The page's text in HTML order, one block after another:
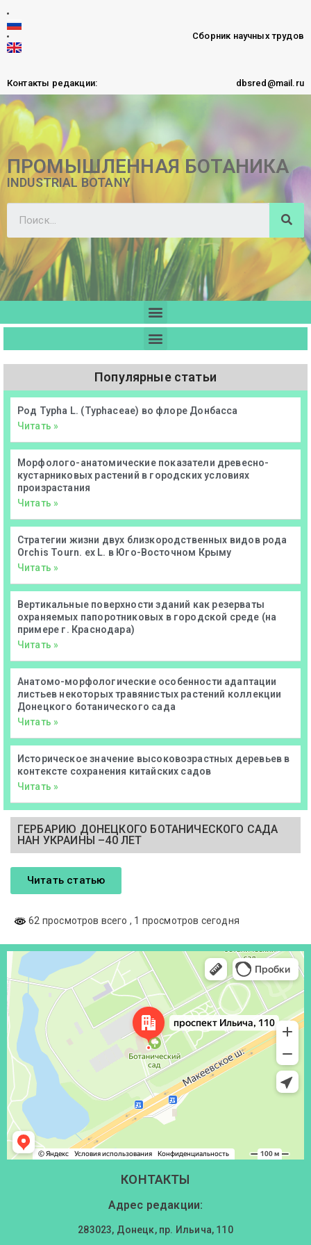
Сборник научных трудов
Контакты редакции: dbsred@mail.ru
ПРОМЫШЛЕННАЯ БОТАНИКА
INDUSTRIAL BOTANY
Популярные статьи
Род Typha L. (Typhaceae) во флоре Донбасса
Читать »
Морфолого-анатомические показатели древесно-
кустарниковых растений в городских условиях
произрастания
Читать »
Стратегии жизни двух близкородственных видов рода
Orchis Tourn. ex L. в Юго-Восточном Крыму
Читать »
Вертикальные поверхности зданий как резерваты
охраняемых папоротниковых в городской среде (на
примере г. Краснодара)
Читать »
Анатомо-морфологические особенности адаптации
листьев некоторых травянистых растений коллекции
Донецкого ботанического сада
Читать »
Историческое значение высоковозрастных деревьев в
контексте сохранения китайских садов
Читать »
ГЕРБАРИЮ ДОНЕЦКОГО БОТАНИЧЕСКОГО САДА
НАН УКРАИНЫ –40 ЛЕТ
Читать статью
62 просмотров всего , 1 просмотров сегодня
Донецк
Проспект Ильича, 110 — Яндекс Карты
КОНТАКТЫ
Адрес редакции:
283023, Донецк, пр. Ильича, 110